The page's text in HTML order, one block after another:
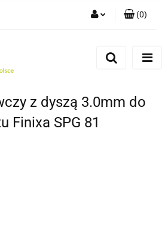
(0)
z dyszą 3.0mm do
Finixa SPG 81